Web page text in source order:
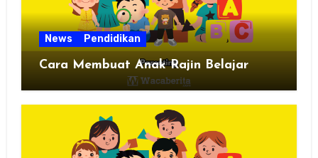
News Pendidikan
Cara Membuat Anak Rajin Belajar